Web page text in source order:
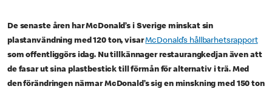
De senaste åren har McDonald’s i Sverige minskat sin
plastanvändning med 120 ton, visarMcDonald’s hållbarhetsrapport
som offentliggörs idag. Nu tillkännager restaurangkedjan även att
de fasar ut sina plastbestick till förmån för alternativ i trä. Med
den förändringen närmar McDonald’s sig en minskning med 150 ton